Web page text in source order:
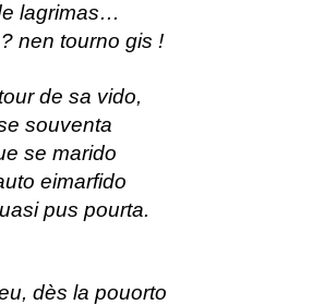
lagrimas…
nen tourno gis !
de sa vido,
souventa
se marido
eimarfido
pus pourta.
dès la pouorto